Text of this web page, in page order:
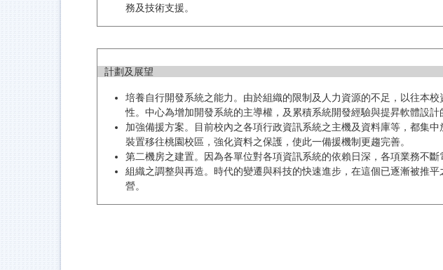
務及技術支援。
計劃及展望
培養自行開發系統之能力。由於組織的限制及人力資源的不足，以往本
性。中心為增加開發系統的主導權，及累積系統開發經驗與提昇軟體設
加強備援方案。目前校內之各項行政資訊系統之主機及資料庫等，都集
裝置移往桃園校區，強化資料之保護，使此一備援機制更趨完善。
第二機房之建置。因為各單位對各項資訊系統的依賴日深，各項業務不
組織之調整與再造。時代的變遷與科技的快速進步，在這個已逐漸被推
營。